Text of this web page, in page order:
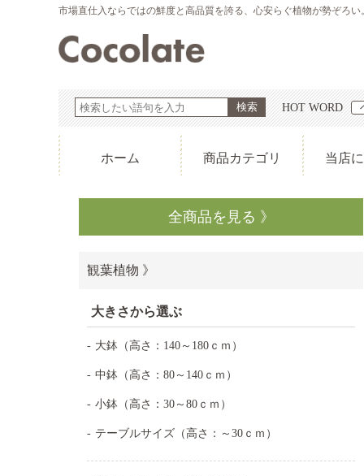
市場直仕入ならではの鮮度と高品質を誇る、心安らぐ植物が勢ぞろ
HOT WORD
ホーム 商品カテゴリ 当店
全商品を見る 》
観葉植物 》
大きさから選ぶ
大鉢（高さ：140～180ｃｍ）
中鉢（高さ：80～140ｃｍ）
小鉢（高さ：30～80ｃｍ）
テーブルサイズ（高さ：～30ｃｍ）